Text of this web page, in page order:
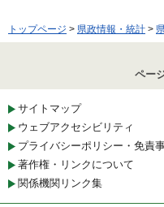
トップページ > 県政情報・統計 >
ペー
サイトマップ
ウェブアクセシビリティ
プライバシーポリシー・免責
著作権・リンクについて
関係機関リンク集